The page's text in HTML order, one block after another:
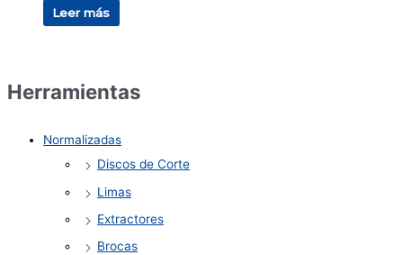
Leer más
Herramientas
Normalizadas
Discos de Corte
Limas
Extractores
Brocas